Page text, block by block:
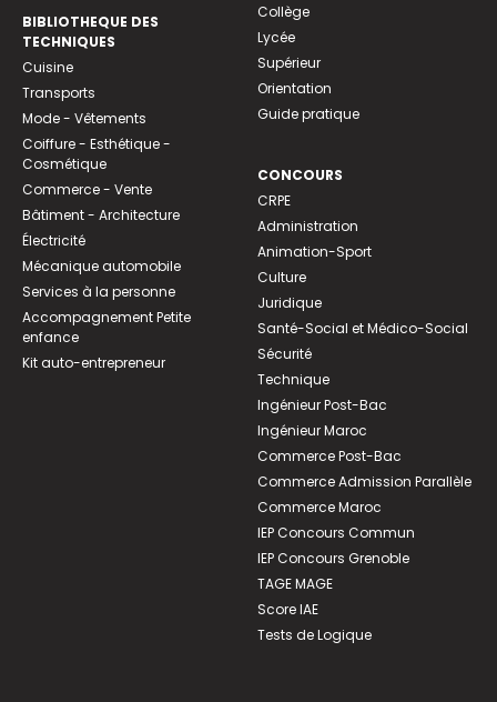
BIBLIOTHEQUE DES
TECHNIQUES
Cuisine
Transports
Mode - Vêtements
Coiffure - Esthétique -
Cosmétique
Commerce - Vente
Bâtiment - Architecture
Électricité
Mécanique automobile
Services à la personne
Accompagnement Petite
enfance
Kit auto-entrepreneur
Collège
Lycée
Supérieur
Orientation
Guide pratique
CONCOURS
CRPE
Administration
Animation-Sport
Culture
Juridique
Santé-Social et Médico-Social
Sécurité
Technique
Ingénieur Post-Bac
Ingénieur Maroc
Commerce Post-Bac
Commerce Admission Parallèle
Commerce Maroc
IEP Concours Commun
IEP Concours Grenoble
TAGE MAGE
Score IAE
Tests de Logique